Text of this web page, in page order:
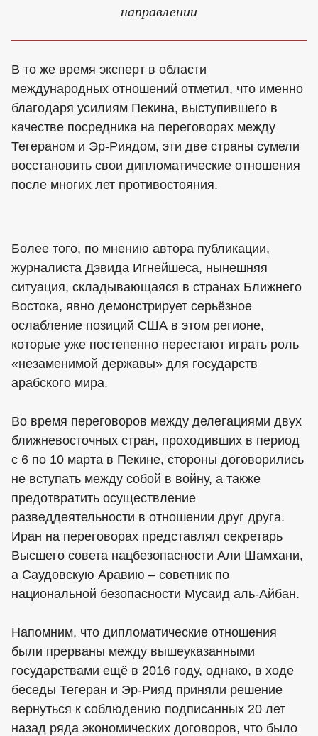
направлении
В то же время эксперт в области
международных отношений отметил, что именно
благодаря усилиям Пекина, выступившего в
качестве посредника на переговорах между
Тегераном и Эр-Риядом, эти две страны сумели
восстановить свои дипломатические отношения
после многих лет противостояния.
Более того, по мнению автора публикации,
журналиста Дэвида Игнейшеса, нынешняя
ситуация, складывающаяся в странах Ближнего
Востока, явно демонстрирует серьёзное
ослабление позиций США в этом регионе,
которые уже постепенно перестают играть роль
«незаменимой державы» для государств
арабского мира.
Во время переговоров между делегациями двух
ближневосточных стран, проходивших в период
с 6 по 10 марта в Пекине, стороны договорились
не вступать между собой в войну, а также
предотвратить осуществление
разведдеятельности в отношении друг друга.
Иран на переговорах представлял секретарь
Высшего совета нацбезопасности Али Шамхани,
а Саудовскую Аравию – советник по
национальной безопасности Мусаид аль-Айбан.
Напомним, что дипломатические отношения
были прерваны между вышеуказанными
государствами ещё в 2016 году, однако, в ходе
беседы Тегеран и Эр-Рияд приняли решение
вернуться к соблюдению подписанных 20 лет
назад ряда экономических договоров, что было